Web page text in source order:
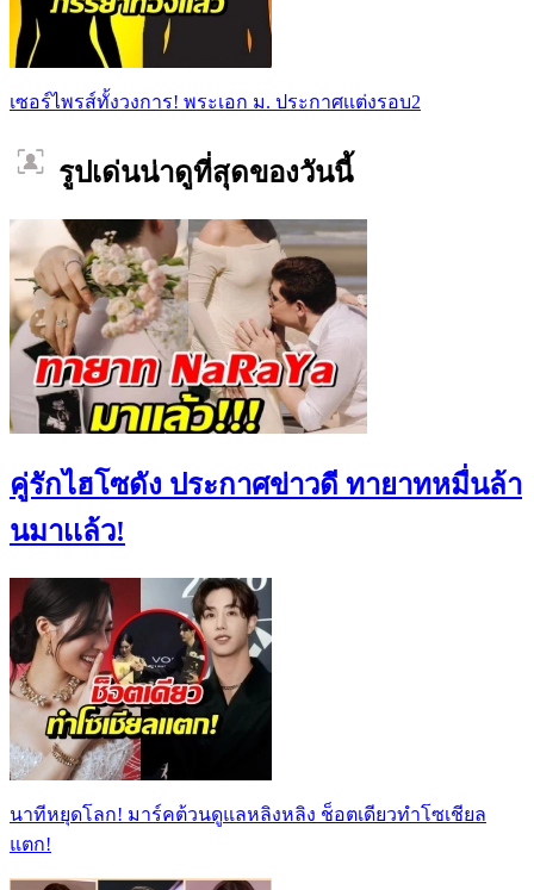
เซอร์ไพรส์ทั้งวงการ! พระเอก ม. ประกาศเเต่งรอบ2
รูปเด่นน่าดูที่สุดของวันนี้
คู่รักไฮโซดัง ประกาศข่าวดี ทายาทหมื่นล้า
นมาเเล้ว!
นาทีหยุดโลก! มาร์คต้วนดูแลหลิงหลิง ช็อตเดียวทำโซเชียล
แตก!